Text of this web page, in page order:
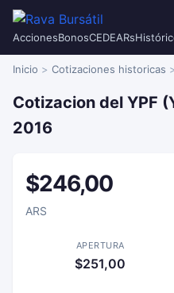
AccionesBonosCEDEARs
Inicio Cotizaciones historicas
Cotizacion del YPF
2016
$246,00
ARS
APERTURA
$251,00